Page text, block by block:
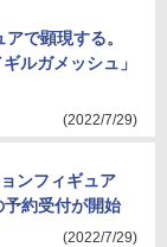
で顕現する。
ルガメッシュ」
(2022/7/29)
ンフィギュア
約受付が開始
(2022/7/29)